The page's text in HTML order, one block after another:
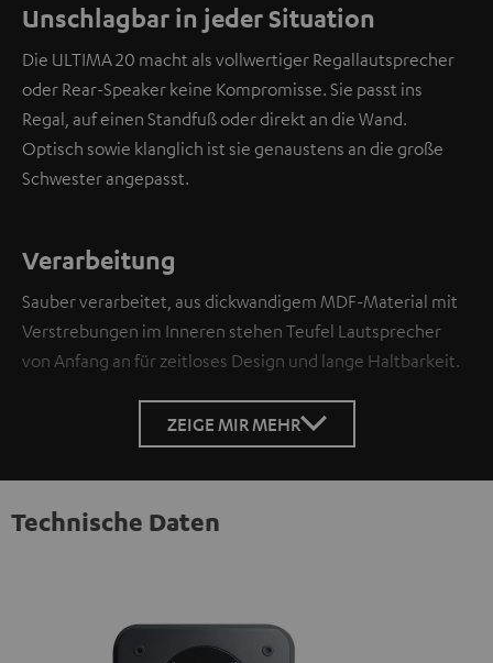
Unschlagbar in jeder Situation
Die ULTIMA 20 macht als vollwertiger Regallautsprecher
oder Rear-Speaker keine Kompromisse. Sie passt ins
Regal, auf einen Standfuß oder direkt an die Wand.
Optisch sowie klanglich ist sie genaustens an die große
Schwester angepasst.
Verarbeitung
Sauber verarbeitet, aus dickwandigem MDF-Material mit
Verstrebungen im Inneren stehen Teufel Lautsprecher
von Anfang an für zeitloses Design und lange Haltbarkeit.
ZEIGE MIR MEHR
Technische Daten